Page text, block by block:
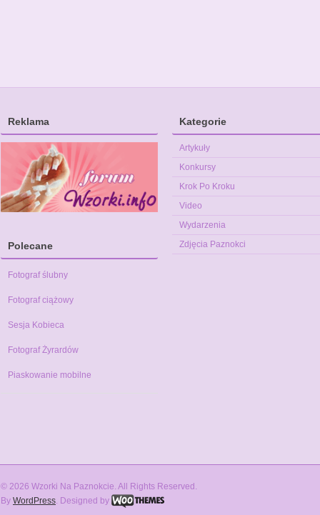
Reklama
Polecane
Fotograf ślubny
Fotograf ciążowy
Sesja Kobieca
Fotograf Żyrardów
Piaskowanie mobilne
Kategorie
Artykuły
Konkursy
Krok Po Kroku
Video
Wydarzenia
Zdjęcia Paznokci
© 2026 Wzorki Na Paznokcie. All Rights Reserved.
By WordPress. Designed by